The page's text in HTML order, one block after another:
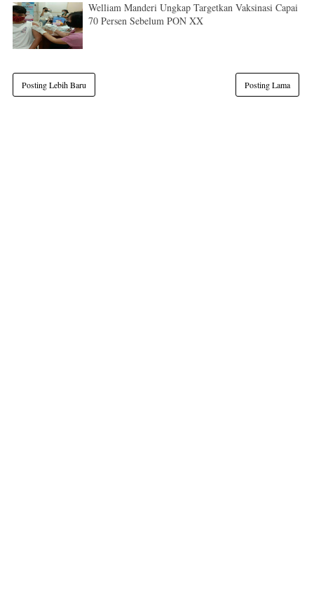
Welliam Manderi Ungkap Targetkan Vaksinasi Capai
70 Persen Sebelum PON XX
Posting Lebih Baru Posting Lama